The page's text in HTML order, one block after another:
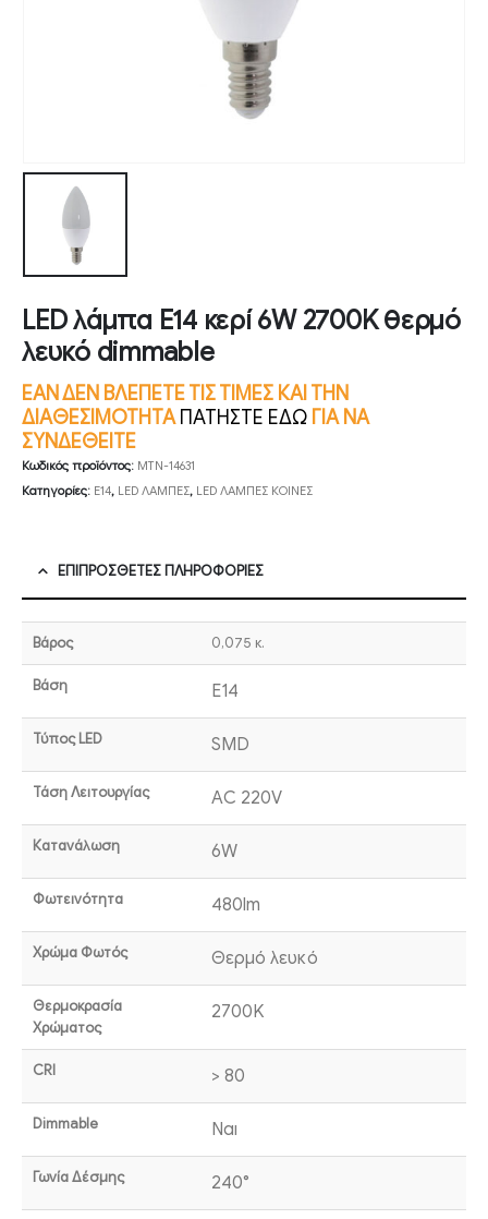
LED λάμπα E14 κερί 6W 2700K θερμό
λευκό dimmable
ΕΑΝ ΔΕΝ ΒΛΕΠΕΤΕ ΤΙΣ ΤΙΜΕΣ ΚΑΙ ΤΗΝ
ΔΙΑΘΕΣΙΜΟΤΗΤΑ ΠΑΤΗΣΤΕ ΕΔΩ ΓΙΑ ΝΑ
ΣΥΝΔΕΘΕΙΤΕ
Κωδικός προϊόντος: MTN-14631
Κατηγορίες: E14, LED ΛΑΜΠΕΣ, LED ΛΑΜΠΕΣ ΚΟΙΝΕΣ
ΕΠΙΠΡΌΣΘΕΤΕΣ ΠΛΗΡΟΦΟΡΊΕΣ
Βάρος 0,075 κ.
Βάση E14
Τύπος LED SMD
Τάση Λειτουργίας AC 220V
Κατανάλωση 6W
Φωτεινότητα 480lm
Χρώμα Φωτός Θερμό λευκό
Θερμοκρασία
Χρώματος
2700K
CRI > 80
Dimmable Ναι
Γωνία Δέσμης 240°